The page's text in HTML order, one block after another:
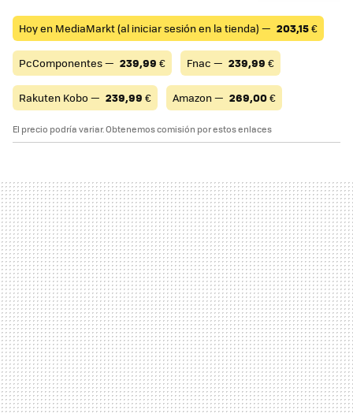
Hoy en MediaMarkt (al iniciar sesión en la tienda) — 203,15€
PcComponentes — 239,99 € Fnac — 239,99 €
Rakuten Kobo — 239,99 € Amazon — 269,00€
El precio podría variar. Obtenemos comisión por estos enlaces